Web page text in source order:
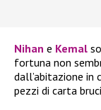
Nihan e Kemal
fortuna non
dall’abitazione in
pezzi di carta